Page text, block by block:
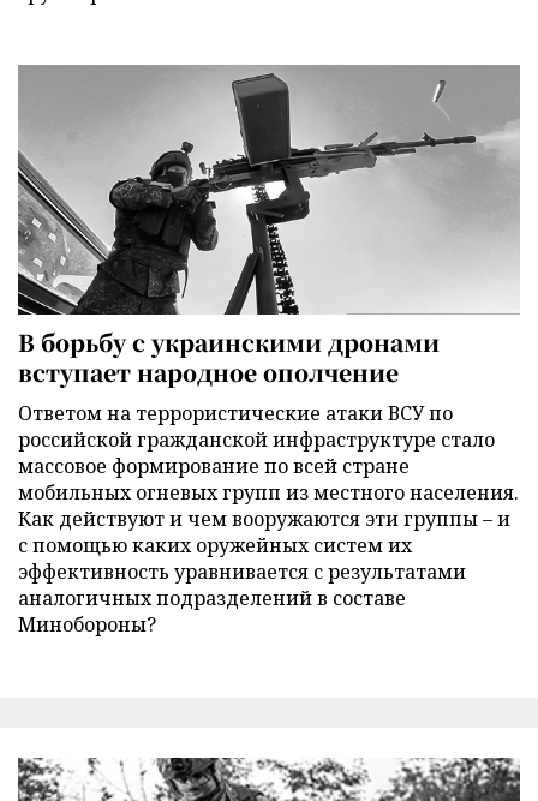
В борьбу с украинскими дронами
вступает народное ополчение
Ответом на террористические атаки ВСУ по
российской гражданской инфраструктуре стало
массовое формирование по всей стране
мобильных огневых групп из местного населения.
Как действуют и чем вооружаются эти группы – и
с помощью каких оружейных систем их
эффективность уравнивается с результатами
аналогичных подразделений в составе
Минобороны?